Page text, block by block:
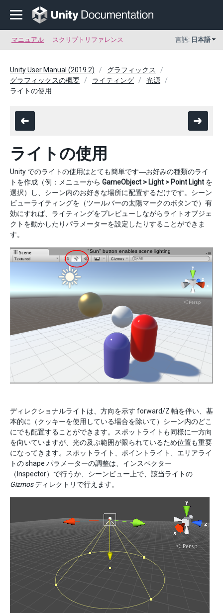
マニュアル スクリプトリファレンス 言語: 日本語
Unity User Manual (2019.2)
グラフィックス
グラフィックスの概要
ライティング
光源
ライトの使用
ライトの使用
Unity でのライトの使用はとても簡単です―お好みの種類のライ
トを作成（例：メニューから GameObject > Light > Point Light を
選択）し、シーン内のお好きな場所に配置するだけです。シーン
ビューライティングを（ツールバーの太陽マークのボタンで）有
効にすれば、ライティングをプレビューしながらライトオブジェ
クトを動かしたりパラメーターを設定したりすることができま
す。
ディレクショナルライトは、方向を示す forward/Z 軸を伴い、基
本的に（クッキーを使用している場合を除いて）シーン内のどこ
にでも配置することができます。スポットライトも同様に一方向
を向いていますが、光の及ぶ範囲が限られているため位置も重要
になってきます。スポットライト、ポイントライト、エリアライ
トの shape パラメーターの調整は、インスペクター
（Inspector）で行うか、シーンビュー上で、該当ライトの
Gizmosディレクトリで行えます。